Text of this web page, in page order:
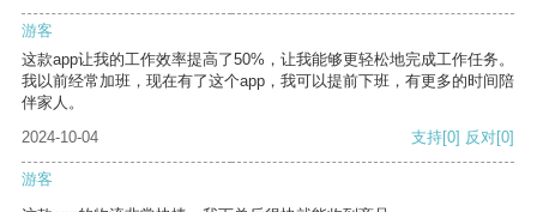
游客
这款app让我的工作效率提高了50%，让我能够更轻松地完成工作任务。
我以前经常加班，现在有了这个app，我可以提前下班，有更多的时间陪
伴家人。
2024-10-04
支持[0] 反对[0]
游客